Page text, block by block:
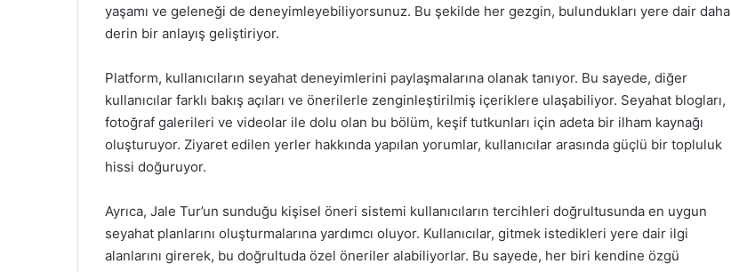
yaşamı ve geleneği de deneyimleyebiliyorsunuz. Bu şekilde her gezgin, bulundukları yere dair daha
derin bir anlayış geliştiriyor.
Platform, kullanıcıların seyahat deneyimlerini paylaşmalarına olanak tanıyor. Bu sayede, diğer
kullanıcılar farklı bakış açıları ve önerilerle zenginleştirilmiş içeriklere ulaşabiliyor. Seyahat blogları,
fotoğraf galerileri ve videolar ile dolu olan bu bölüm, keşif tutkunları için adeta bir ilham kaynağı
oluşturuyor. Ziyaret edilen yerler hakkında yapılan yorumlar, kullanıcılar arasında güçlü bir topluluk
hissi doğuruyor.
Ayrıca, Jale Tur’un sunduğu kişisel öneri sistemi kullanıcıların tercihleri doğrultusunda en uygun
seyahat planlarını oluşturmalarına yardımcı oluyor. Kullanıcılar, gitmek istedikleri yere dair ilgi
alanlarını girerek, bu doğrultuda özel öneriler alabiliyorlar. Bu sayede, her biri kendine özgü